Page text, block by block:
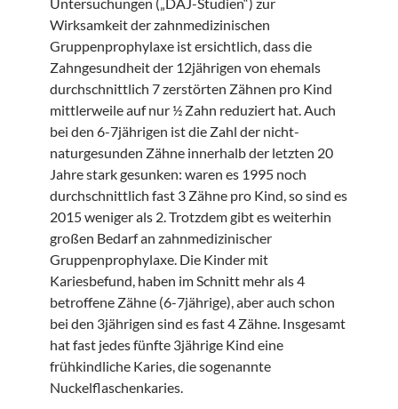
Wirksamkeit der zahnmedizinischen
Gruppenprophylaxe ist ersichtlich, dass die
Zahngesundheit der 12jährigen von ehemals
durchschnittlich 7 zerstörten Zähnen pro Kind
mittlerweile auf nur ½ Zahn reduziert hat. Auch
bei den 6-7jährigen ist die Zahl der nicht-
naturgesunden Zähne innerhalb der letzten 20
Jahre stark gesunken: waren es 1995 noch
durchschnittlich fast 3 Zähne pro Kind, so sind es
2015 weniger als 2. Trotzdem gibt es weiterhin
großen Bedarf an zahnmedizinischer
Gruppenprophylaxe. Die Kinder mit
Kariesbefund, haben im Schnitt mehr als 4
betroffene Zähne (6-7jährige), aber auch schon
bei den 3jährigen sind es fast 4 Zähne. Insgesamt
hat fast jedes fünfte 3jährige Kind eine
frühkindliche Karies, die sogenannte
Nuckelflaschenkaries.